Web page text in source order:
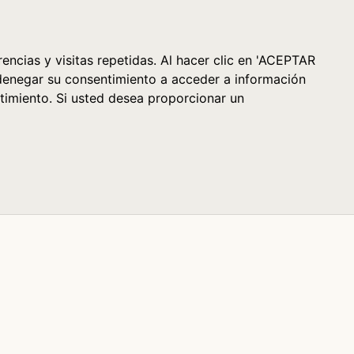
y visitas repetidas. Al hacer clic en 'ACEPTAR
su consentimiento a acceder a información
Si usted desea proporcionar un